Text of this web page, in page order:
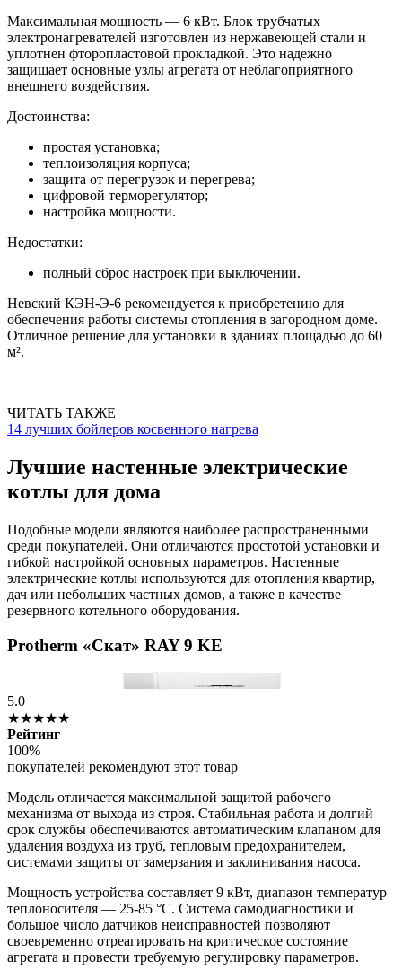
Максимальная мощность — 6 кВт. Блок трубчатых
электронагревателей изготовлен из нержавеющей стали и
уплотнен фторопластовой прокладкой. Это надежно
защищает основные узлы агрегата от неблагоприятного
внешнего воздействия.
Достоинства:
простая установка;
теплоизоляция корпуса;
защита от перегрузок и перегрева;
цифровой терморегулятор;
настройка мощности.
Недостатки:
полный сброс настроек при выключении.
Невский КЭН-Э-6 рекомендуется к приобретению для
обеспечения работы системы отопления в загородном доме.
Отличное решение для установки в зданиях площадью до 60
м².
ЧИТАТЬ ТАКЖЕ
14 лучших бойлеров косвенного нагрева
Лучшие настенные электрические
котлы для дома
Подобные модели являются наиболее распространенными
среди покупателей. Они отличаются простотой установки и
гибкой настройкой основных параметров. Настенные
электрические котлы используются для отопления квартир,
дач или небольших частных домов, а также в качестве
резервного котельного оборудования.
Protherm «Скат» RAY 9 KE
5.0
★★★★★
Рейтинг
100%
покупателей рекомендуют этот товар
Модель отличается максимальной защитой рабочего
механизма от выхода из строя. Стабильная работа и долгий
срок службы обеспечиваются автоматическим клапаном для
удаления воздуха из труб, тепловым предохранителем,
системами защиты от замерзания и заклинивания насоса.
Мощность устройства составляет 9 кВт, диапазон температур
теплоносителя — 25-85 °С. Система самодиагностики и
большое число датчиков неисправностей позволяют
своевременно отреагировать на критическое состояние
агрегата и провести требуемую регулировку параметров.